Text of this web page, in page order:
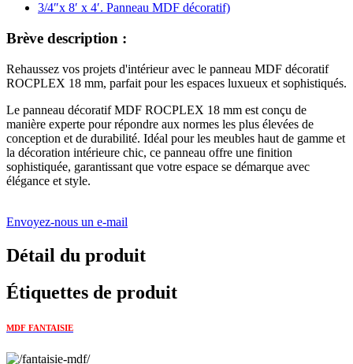
Brève description :
Rehaussez vos projets d'intérieur avec le panneau MDF décoratif
ROCPLEX 18 mm, parfait pour les espaces luxueux et sophistiqués.
Le panneau décoratif MDF ROCPLEX 18 mm est conçu de
manière experte pour répondre aux normes les plus élevées de
conception et de durabilité. Idéal pour les meubles haut de gamme et
la décoration intérieure chic, ce panneau offre une finition
sophistiquée, garantissant que votre espace se démarque avec
élégance et style.
Envoyez-nous un e-mail
Détail du produit
Étiquettes de produit
MDF FANTAISIE